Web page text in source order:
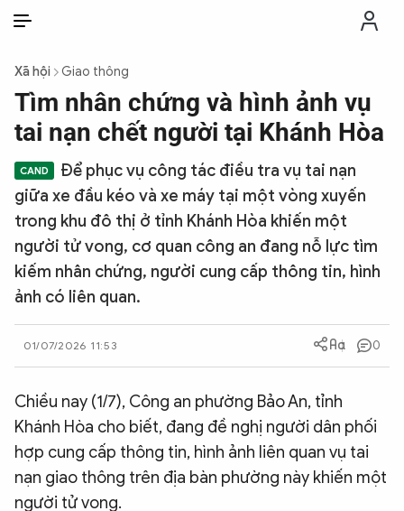
THỜI SỰ
CHỐNG DIỄN BIẾN HÒA BÌNH
CÔNG AN TRONG LÒNG DÂN
XÃ HỘI
CÔNG NGHỆ
QUỐC TẾ
VĂN HÓA - THỂ THAO
Xã hội Giao thông
Tìm nhân chứng và hình ảnh vụ
tai nạn chết người tại Khánh Hòa
Để phục vụ công tác điều tra vụ tai nạn
giữa xe đầu kéo và xe máy tại một vòng xuyến
trong khu đô thị ở tỉnh Khánh Hòa khiến một
người tử vong, cơ quan công an đang nỗ lực tìm
kiếm nhân chứng, người cung cấp thông tin, hình
ảnh có liên quan.
01/07/2026 11:53 0
Chiều nay (1/7), Công an phường Bảo An, tỉnh
Khánh Hòa cho biết, đang đề nghị người dân phối
hợp cung cấp thông tin, hình ảnh liên quan vụ tai
nạn giao thông trên địa bàn phường này khiến một
người tử vong.